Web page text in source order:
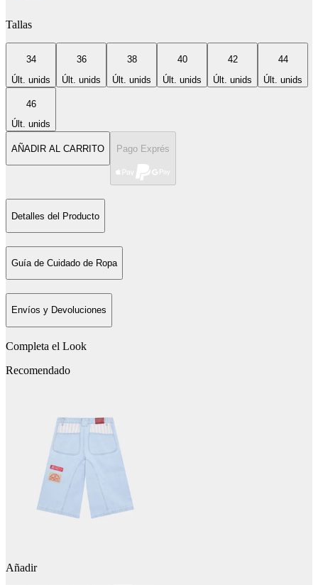
Tallas
34
Últ. unids
36
Últ. unids
38
Últ. unids
40
Últ. unids
42
Últ. unids
44
Últ. unids
46
Últ. unids
AÑADIR AL CARRITO Pago Exprés
Detalles del Producto
Guía de Cuidado de Ropa
Envíos y Devoluciones
Completa el Look
Recomendado
Añadir